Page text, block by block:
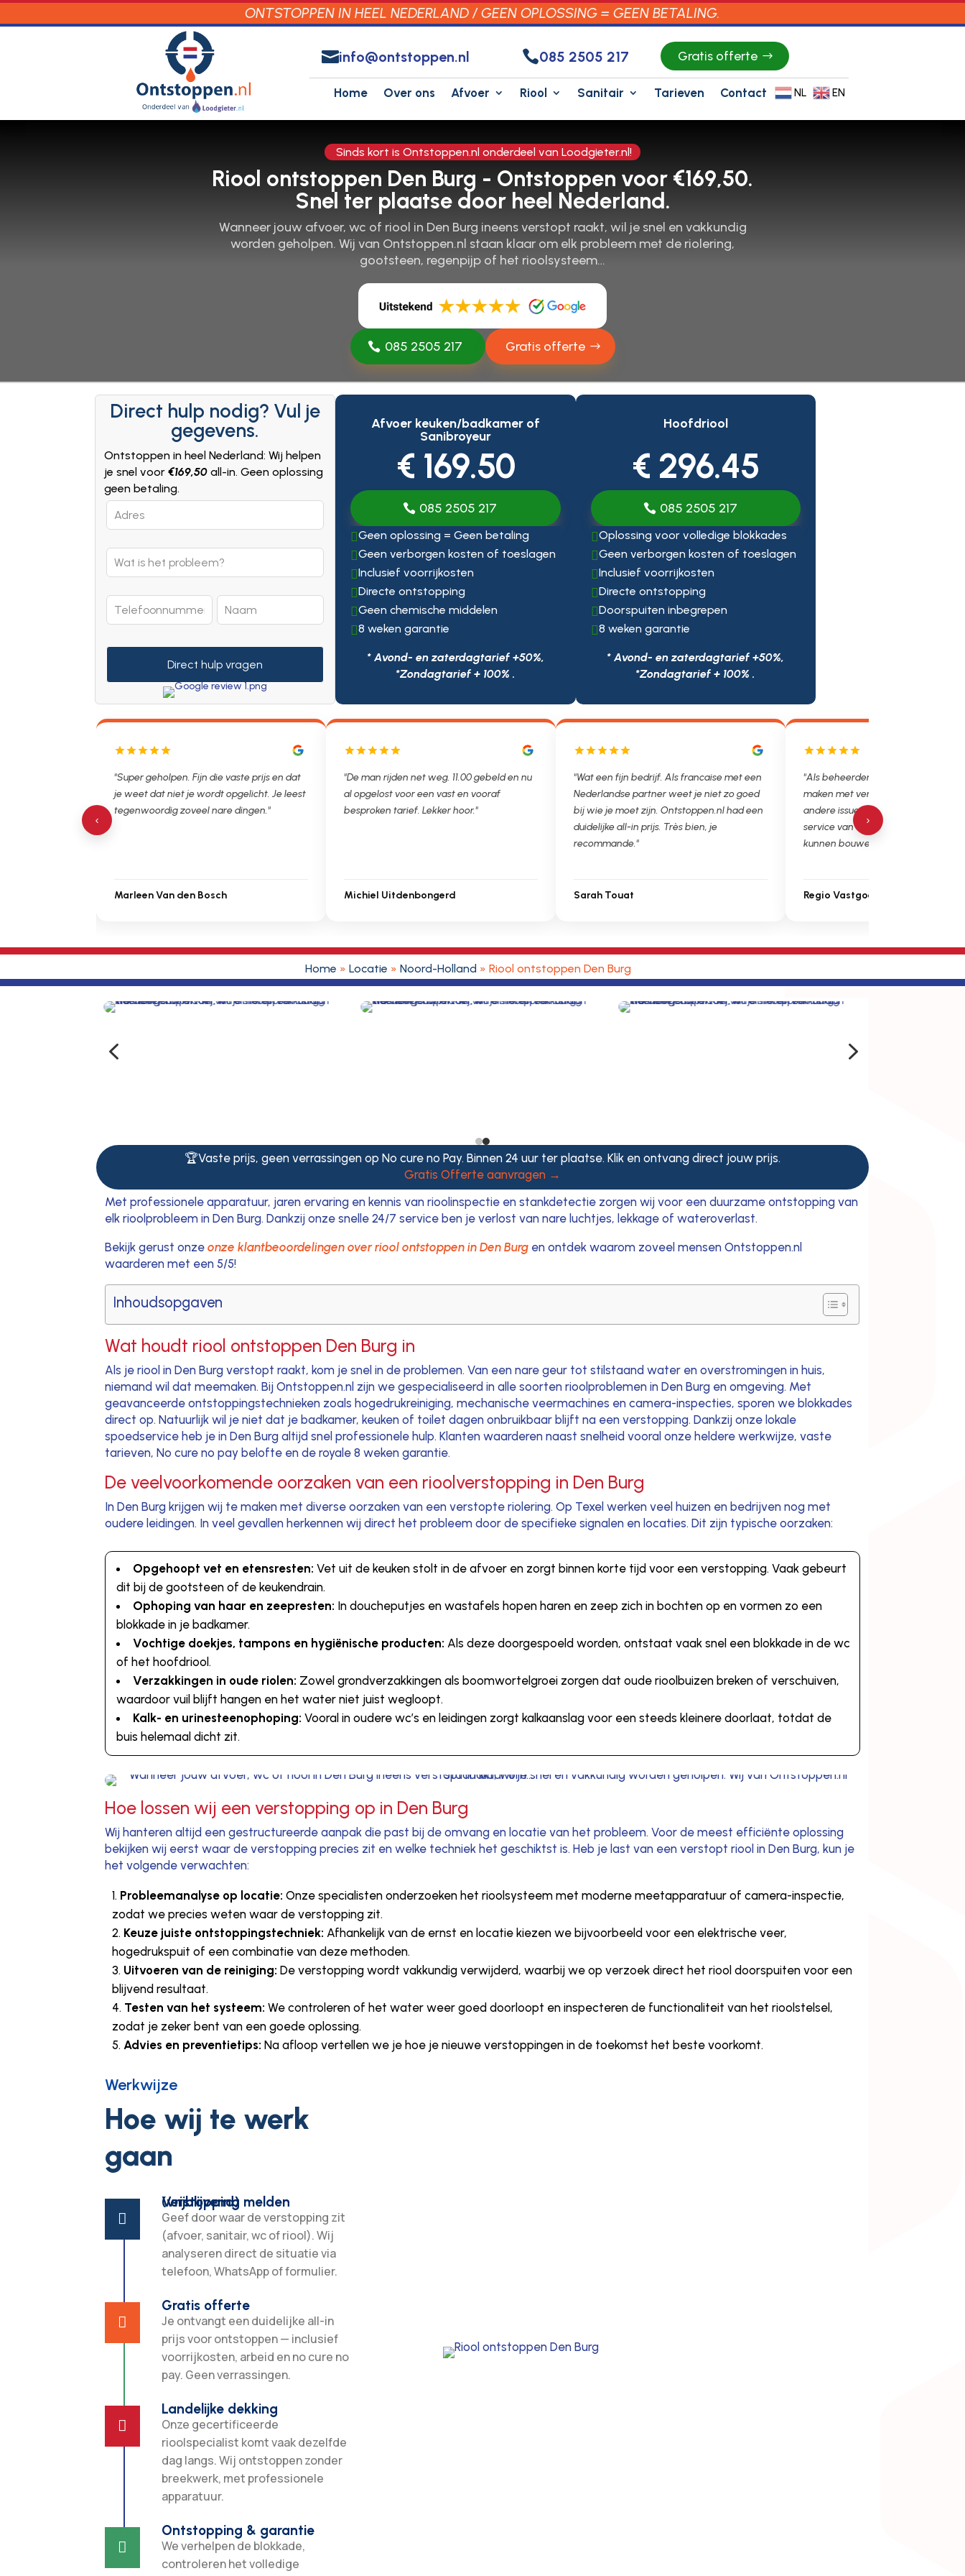
ONTSTOPPEN IN HEEL NEDERLAND / GEEN OPLOSSING = GEEN BETALING.
info@ontstoppen.nl 085 2505 217 Gratis offerte
Home Over ons Afvoer Riool Sanitair Tarieven Contact NL EN
Sinds kort is Ontstoppen.nl onderdeel van Loodgieter.nl!
Riool ontstoppen Den Burg - Ontstoppen voor €169,50.
Snel ter plaatse door heel Nederland.
Wanneer jouw afvoer, wc of riool in Den Burg ineens verstopt raakt, wil je snel en vakkundig
worden geholpen.​ Wij van Ontstoppen.​nl staan klaar om elk probleem met de riolering,
gootsteen, regenpijp of het rioolsysteem…
085 2505 217 Gratis offerte
Direct hulp nodig? Vul je
gegevens.
Ontstoppen in heel Nederland: Wij helpen
je snel voor €169,50 all-in. Geen oplossing
geen betaling.
Leave
this
blank
Direct hulp vragen
Afvoer keuken/badkamer of
Sanibroyeur
€ 169.50
085 2505 217
Geen oplossing = Geen betaling
Geen verborgen kosten of toeslagen
Inclusief voorrijkosten
Directe ontstopping
Geen chemische middelen
8 weken garantie
* Avond- en zaterdagtarief +50%,
*Zondagtarief + 100% .
Hoofdriool
€ 296.45
085 2505 217
Oplossing voor volledige blokkades
Geen verborgen kosten of toeslagen
Inclusief voorrijkosten
Directe ontstopping
Doorspuiten inbegrepen
8 weken garantie
* Avond- en zaterdagtarief +50%,
*Zondagtarief + 100% .
"Super geholpen. Fijn die vaste prijs en dat
je weet dat niet je wordt opgelicht. Je leest
tegenwoordig zoveel nare dingen."
Marleen Van den Bosch
"De man rijden net weg. 11.00 gebeld en nu
al opgelost voor een vast en vooraf
besproken tarief. Lekker hoor."
Michiel Uitdenbongerd
"Wat een fijn bedrijf. Als francaise met een
Nederlandse partner weet je niet zo goed
bij wie je moet zijn. Ontstoppen.nl had een
duidelijke all-in prijs. Très bien, je
recommande."
Sarah Touat
"Als beheerder hebben we helaas
maken met verstoppingen,
andere issues. Het is super fijn dat
service van Ontstoppen.nl en
kunnen bouwen. Ga zo door!"
Regio Vastgoedbeheer
‹ ›
Home » Locatie » Noord-Holland » Riool ontstoppen Den Burg
4 5
🏆Vaste prijs, geen verrassingen op No cure no Pay. Binnen 24 uur ter plaatse. Klik en ontvang direct jouw prijs.
Gratis Offerte aanvragen →
Met professionele apparatuur, jaren ervaring en kennis van rioolinspectie en stankdetectie zorgen wij voor een duurzame ontstopping van
elk rioolprobleem in Den Burg. Dankzij onze snelle 24/7 service ben je verlost van nare luchtjes, lekkage of wateroverlast.
Bekijk gerust onzeonze klantbeoordelingen over riool ontstoppen in Den Burg en ontdek waarom zoveel mensen Ontstoppen.nl
waarderen met een 5/5!
Inhoudsopgaven
Wat houdt riool ontstoppen Den Burg in
Als je riool in Den Burg verstopt raakt, kom je snel in de problemen. Van een nare geur tot stilstaand water en overstromingen in huis,
niemand wil dat meemaken. Bij Ontstoppen.nl zijn we gespecialiseerd in alle soorten rioolproblemen in Den Burg en omgeving. Met
geavanceerde ontstoppingstechnieken zoals hogedrukreiniging, mechanische veermachines en camera-inspecties, sporen we blokkades
direct op. Natuurlijk wil je niet dat je badkamer, keuken of toilet dagen onbruikbaar blijft na een verstopping. Dankzij onze lokale
spoedservice heb je in Den Burg altijd snel professionele hulp. Klanten waarderen naast snelheid vooral onze heldere werkwijze, vaste
tarieven, No cure no pay belofte en de royale 8 weken garantie.
De veelvoorkomende oorzaken van een rioolverstopping in Den Burg
In Den Burg krijgen wij te maken met diverse oorzaken van een verstopte riolering. Op Texel werken veel huizen en bedrijven nog met
oudere leidingen. In veel gevallen herkennen wij direct het probleem door de specifieke signalen en locaties. Dit zijn typische oorzaken:
Opgehoopt vet en etensresten: Vet uit de keuken stolt in de afvoer en zorgt binnen korte tijd voor een verstopping. Vaak gebeurt
dit bij de gootsteen of de keukendrain.
Ophoping van haar en zeepresten: In doucheputjes en wastafels hopen haren en zeep zich in bochten op en vormen zo een
blokkade in je badkamer.
Vochtige doekjes, tampons en hygiënische producten: Als deze doorgespoeld worden, ontstaat vaak snel een blokkade in de wc
of het hoofdriool.
Verzakkingen in oude riolen: Zowel grondverzakkingen als boomwortelgroei zorgen dat oude rioolbuizen breken of verschuiven,
waardoor vuil blijft hangen en het water niet juist wegloopt.
Kalk- en urinesteenophoping: Vooral in oudere wc’s en leidingen zorgt kalkaanslag voor een steeds kleinere doorlaat, totdat de
buis helemaal dicht zit.
Hoe lossen wij een verstopping op in Den Burg
Wij hanteren altijd een gestructureerde aanpak die past bij de omvang en locatie van het probleem. Voor de meest efficiënte oplossing
bekijken wij eerst waar de verstopping precies zit en welke techniek het geschiktst is. Heb je last van een verstopt riool in Den Burg, kun je
het volgende verwachten:
Probleemanalyse op locatie: Onze specialisten onderzoeken het rioolsysteem met moderne meetapparatuur of camera-inspectie,
zodat we precies weten waar de verstopping zit.
Keuze juiste ontstoppingstechniek: Afhankelijk van de ernst en locatie kiezen we bijvoorbeeld voor een elektrische veer,
hogedrukspuit of een combinatie van deze methoden.
Uitvoeren van de reiniging: De verstopping wordt vakkundig verwijderd, waarbij we op verzoek direct het riool doorspuiten voor een
blijvend resultaat.
Testen van het systeem: We controleren of het water weer goed doorloopt en inspecteren de functionaliteit van het rioolstelsel,
zodat je zeker bent van een goede oplossing.
Advies en preventietips: Na afloop vertellen we je hoe je nieuwe verstoppingen in de toekomst het beste voorkomt.
Werkwijze
Hoe wij te werk
gaan

Verstopping melden (vrijblijvend)
Geef door waar de verstopping zit
(afvoer, sanitair, wc of riool). Wij
analyseren direct de situatie via
telefoon, WhatsApp of formulier.

Gratis offerte
Je ontvangt een duidelijke all-in
prijs voor ontstoppen — inclusief
voorrijkosten, arbeid en no cure no
pay. Geen verrassingen.

Landelijke dekking
Onze gecertificeerde
rioolspecialist komt vaak dezelfde
dag langs. Wij ontstoppen zonder
breekwerk, met professionele
apparatuur.

Ontstopping & garantie
We verhelpen de blokkade,
controleren het volledige